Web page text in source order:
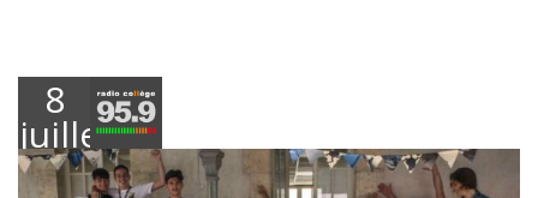
8
juillet
2023